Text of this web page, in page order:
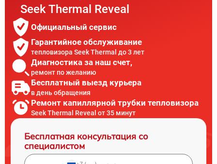
Seek Thermal Reveal
Официальный сервис
Гарантийное обслуживание
тепловизора Seek Thermal до 3 лет
Диагностика за наш счет,
ремонт по желанию
Бесплатный выезд курьера
в день обращения
Ремонт капиллярной трубки тепловизора
Seek Thermal Reveal от 35 минут
Бесплатная консультация со
специалистом